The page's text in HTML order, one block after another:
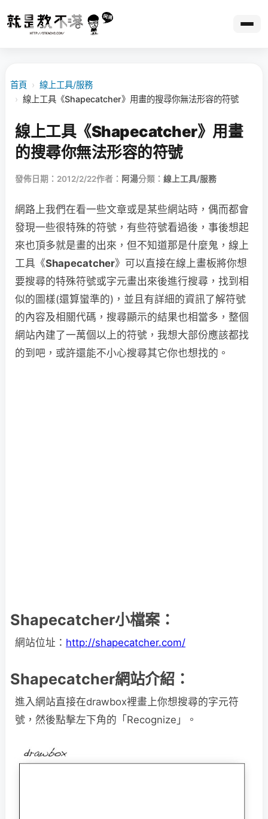
首頁 › 線上工具/服務
› 線上工具《Shapecatcher》用畫的搜尋你無法形容的符號
線上工具《Shapecatcher》用畫
的搜尋你無法形容的符號
發佈日期：2012/2/22作者： 阿湯分類： 線上工具/服務
網路上我們在看一些文章或是某些網站時，偶而都會
發現一些很特殊的符號，有些符號看過後，事後想起
來也頂多就是畫的出來，但不知道那是什麼鬼，線上
工具《Shapecatcher》可以直接在線上畫板將你想
要搜尋的特殊符號或字元畫出來後進行搜尋，找到相
似的圖樣(還算蠻準的)，並且有詳細的資訊了解符號
的內容及相關代碼，搜尋顯示的結果也相當多，整個
網站內建了一萬個以上的符號，我想大部份應該都找
的到吧，或許還能不小心搜尋其它你也想找的。
Shapecatcher小檔案：
網站位址： http://shapecatcher.com/
Shapecatcher網站介紹：
進入網站直接在drawbox裡畫上你想搜尋的字元符
號，然後點擊左下角的「Recognize」。